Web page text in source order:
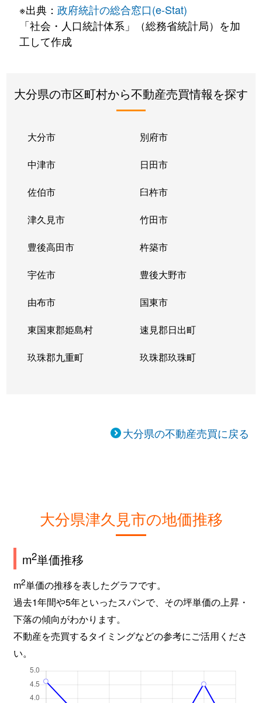
※出典： 政府統計の総合窓口(e-Stat)
「社会・人口統計体系」（総務省統計局）を加
工して作成
大分県の市区町村から不動産売買情報を探す
大分市 別府市
中津市 日田市
佐伯市 臼杵市
津久見市 竹田市
豊後高田市 杵築市
宇佐市 豊後大野市
由布市 国東市
東国東郡姫島村 速見郡日出町
玖珠郡九重町 玖珠郡玖珠町
大分県の不動産売買に戻る
大分県津久見市の地価推移
m2単価推移
m2単価の推移を表したグラフです。
過去1年間や5年といったスパンで、その坪単価の上昇・
下落の傾向がわかります。
不動産を売買するタイミングなどの参考にご活用くださ
い。